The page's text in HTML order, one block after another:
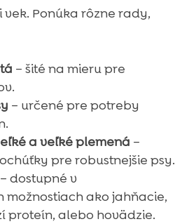
Ponúka rôzne rady,
– šité na mieru pre
– určené pre potreby
a veľké plemená –
pre robustnejšie psy.
dostupné v
ako jahňacie,
proteín, alebo hovädzie.